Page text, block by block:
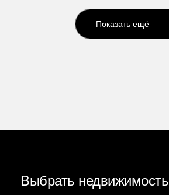
Показать ещё
Выбрать недвижимость